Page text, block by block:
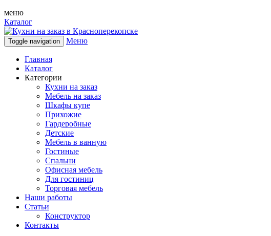
меню
Каталог
Toggle navigation Меню
Главная
Каталог
Категории
Кухни на заказ
Мебель на заказ
Шкафы купе
Прихожие
Гардеробные
Детские
Мебель в ванную
Гостиные
Спальни
Офисная мебель
Для гостиниц
Торговая мебель
Наши работы
Статьи
Конструктор
Контакты